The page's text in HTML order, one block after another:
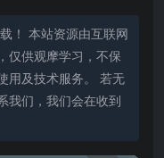
！ 本站资源由互联网
仅供观摩学习，不保
用及技术服务。 若无
我们，我们会在收到